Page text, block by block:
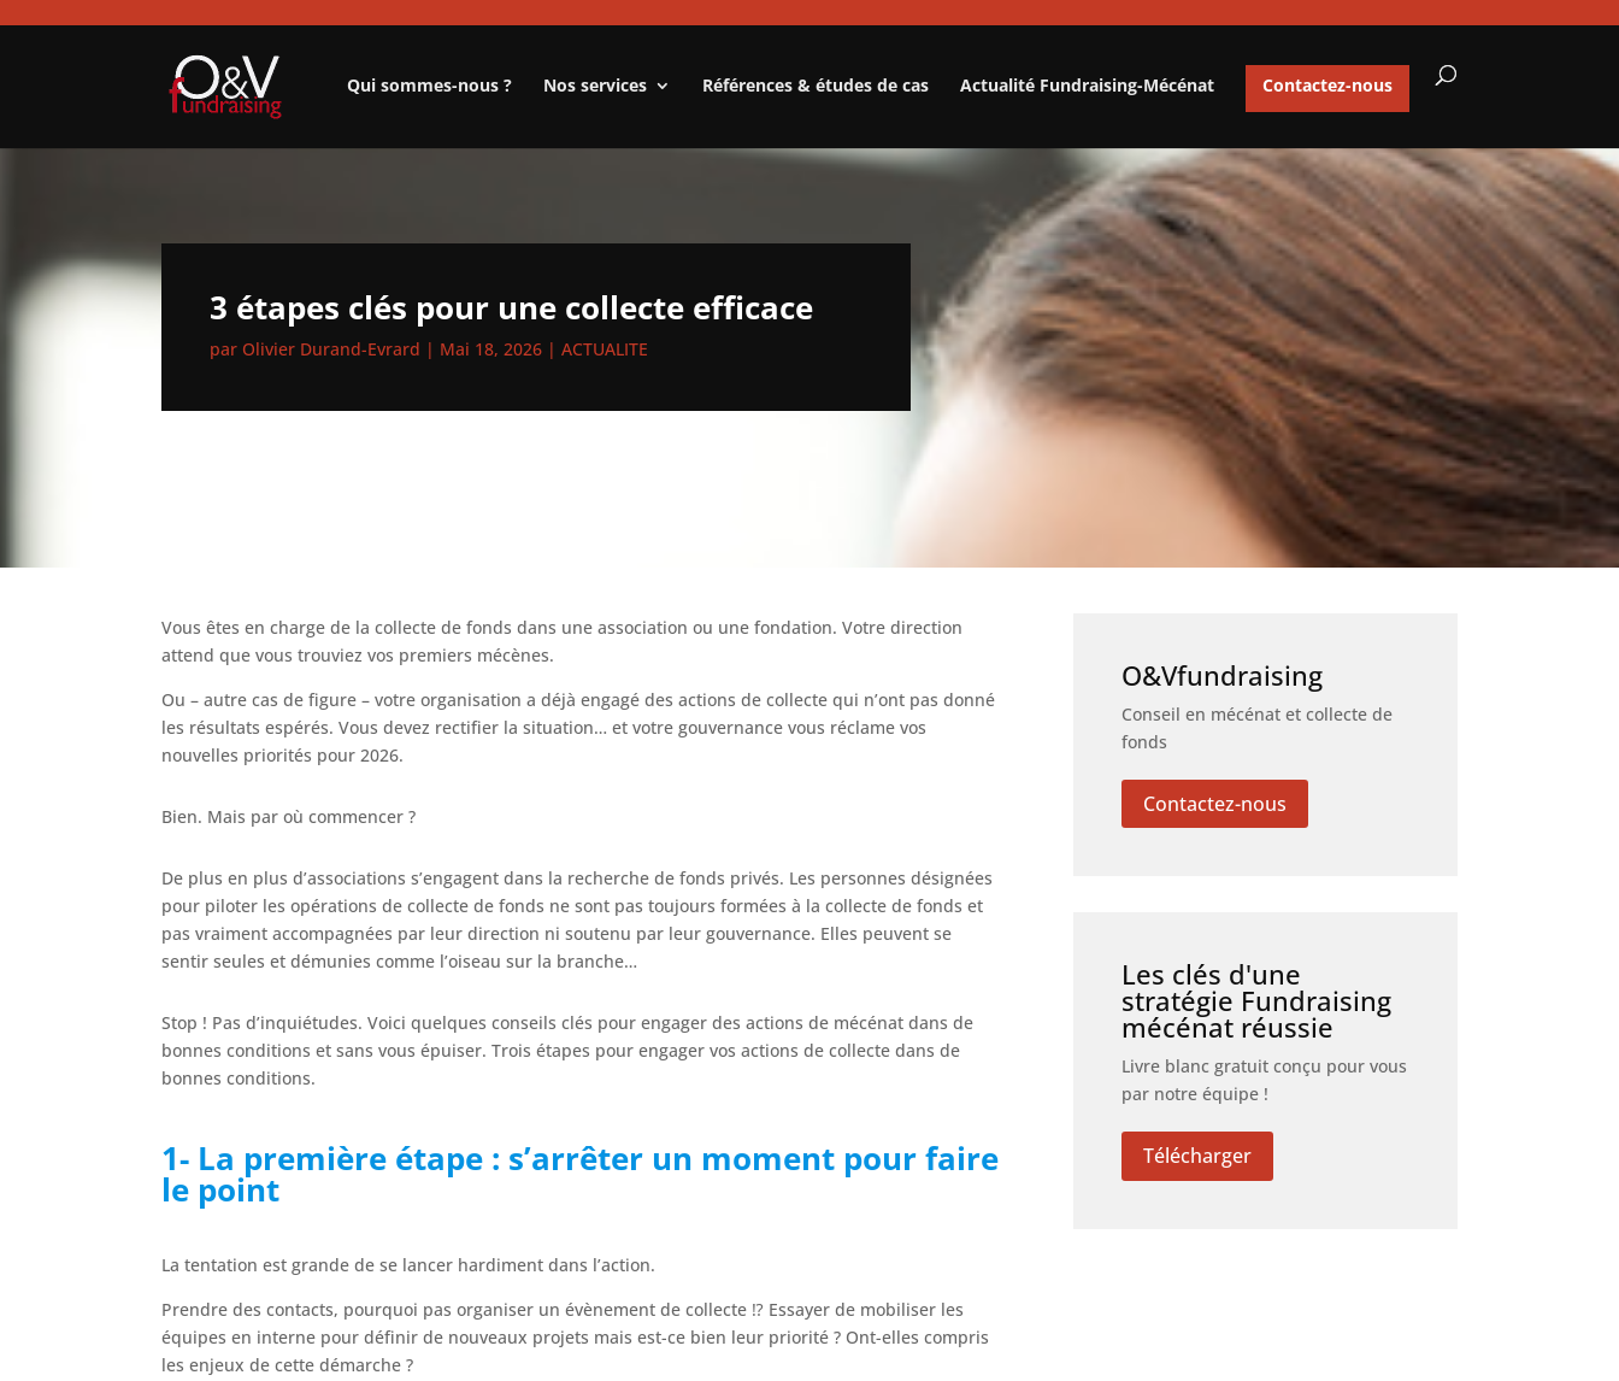
Qui sommes-nous ? Nos services Références & études de cas Actualité Fundraising-Mécénat Contactez-nous
3 étapes clés pour une collecte efficace
par Olivier Durand-Evrard | Mai 18, 2026 |ACTUALITE
Vous êtes en charge de la collecte de fonds dans une association ou une fondation. Votre direction
attend que vous trouviez vos premiers mécènes.
Ou – autre cas de figure – votre organisation a déjà engagé des actions de collecte qui n’ont pas donné
les résultats espérés. Vous devez rectifier la situation… et votre gouvernance vous réclame vos
nouvelles priorités pour 2026.
Bien. Mais par où commencer ?
De plus en plus d’associations s’engagent dans la recherche de fonds privés. Les personnes désignées
pour piloter les opérations de collecte de fonds ne sont pas toujours formées à la collecte de fonds et
pas vraiment accompagnées par leur direction ni soutenu par leur gouvernance. Elles peuvent se
sentir seules et démunies comme l’oiseau sur la branche…
Stop ! Pas d’inquiétudes. Voici quelques conseils clés pour engager des actions de mécénat dans de
bonnes conditions et sans vous épuiser. Trois étapes pour engager vos actions de collecte dans de
bonnes conditions.
1- La première étape : s’arrêter un moment pour faire
le point
La tentation est grande de se lancer hardiment dans l’action.
Prendre des contacts, pourquoi pas organiser un évènement de collecte ⁉️ Essayer de mobiliser les
équipes en interne pour définir de nouveaux projets mais est-ce bien leur priorité ? Ont-elles compris
les enjeux de cette démarche ?
O&Vfundraising
Conseil en mécénat et collecte de
fonds
Contactez-nous
Les clés d'une
stratégie Fundraising
mécénat réussie
Livre blanc gratuit conçu pour vous
par notre équipe !
Télécharger